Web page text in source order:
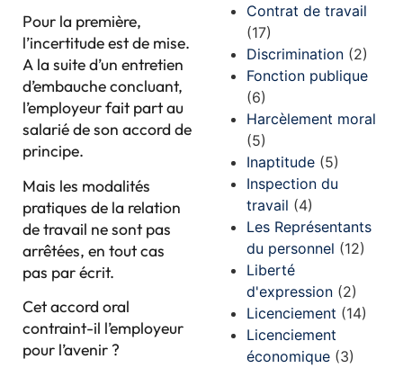
Pour la première,
l’incertitude est de mise.
A la suite d’un entretien
d’embauche concluant,
l’employeur fait part au
salarié de son accord de
principe.
Mais les modalités
pratiques de la relation
de travail ne sont pas
arrêtées, en tout cas
pas par écrit.
Cet accord oral
contraint-il l’employeur
pour l’avenir ?
Contrat de travail
(17)
Discrimination (2)
Fonction publique
(6)
Harcèlement moral
(5)
Inaptitude (5)
Inspection du
travail (4)
Les Représentants
du personnel (12)
Liberté
d'expression (2)
Licenciement (14)
Licenciement
économique (3)